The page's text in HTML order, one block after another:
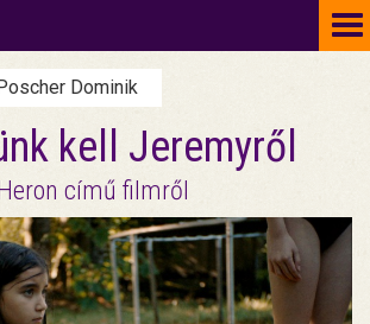
Dominik
kell Jeremyről
című filmről